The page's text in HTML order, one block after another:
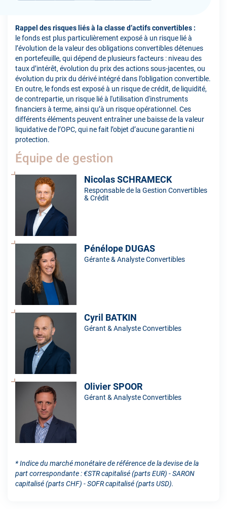
Rappel des risques liés à la classe d’actifs convertibles :
le fonds est plus particulièrement exposé à un risque lié à
l’évolution de la valeur des obligations convertibles détenues
en portefeuille, qui dépend de plusieurs facteurs : niveau des
taux d’intérêt, évolution du prix des actions sous-jacentes, ou
évolution du prix du dérivé intégré dans l’obligation convertible.
En outre, le fonds est exposé à un risque de crédit, de liquidité,
de contrepartie, un risque lié à l'utilisation d'instruments
financiers à terme, ainsi qu’à un risque opérationnel. Ces
différents éléments peuvent entraîner une baisse de la valeur
liquidative de l’OPC, qui ne fait l’objet d’aucune garantie ni
protection.
Équipe de gestion
Nicolas SCHRAMECK
Responsable de la Gestion Convertibles
& Crédit
Pénélope DUGAS
Gérante & Analyste Convertibles
Cyril BATKIN
Gérant & Analyste Convertibles
Olivier SPOOR
Gérant & Analyste Convertibles
* Indice du marché monétaire de référence de la devise de la
part correspondante : €STR capitalisé (parts EUR) - SARON
capitalisé (parts CHF) - SOFR capitalisé (parts USD).